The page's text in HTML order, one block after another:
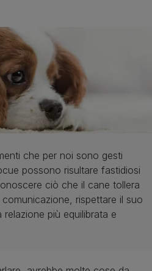
che per noi sono gesti
possono risultare fastidiosi
ciò che il cane tollera
rispettare il suo
più equilibrata e